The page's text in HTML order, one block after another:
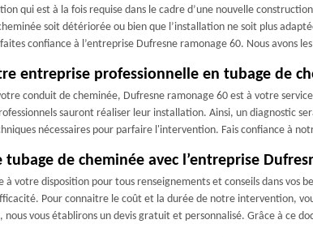
qui est à la fois requise dans le cadre d’une nouvelle
soit détériorée ou bien que l’installation ne soit plus
confiance à l’entreprise Dufresne ramonage 60. Nous avons
entreprise professionnelle en tubage de
conduit de cheminée, Dufresne ramonage 60 est à votre
sauront réaliser leur installation. Ainsi, un diagnostic
nécessaires pour parfaire l'intervention. Fais confiance à
de cheminée avec l’entreprise
à votre disposition pour tous renseignements et conseils dans vos
Pour connaitre le coût et la durée de notre intervention,
nous vous établirons un devis gratuit et personnalisé. Grâce à ce